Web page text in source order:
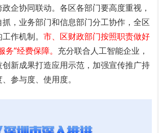
企协同联动。各区各部门要高度重视，
，业务部门和信息部门分工协作，全区
工作机制。市、区财政部门按照职责做好
”经费保障。 充分联合人工智能企业，
新成果打造应用示范，加强宣传推广持
参与度、使用度。